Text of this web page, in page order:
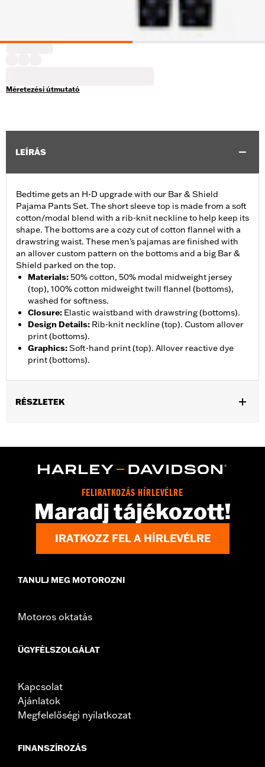
Méretezési útmutató
LEÍRÁS
Bedtime gets an H-D upgrade with our Bar & Shield
Pajama Pants Set. The short sleeve top is made from a soft
cotton/modal blend with a rib-knit neckline to help keep its
shape. The bottoms are a cozy cut of cotton flannel with a
drawstring waist. These men’s pajamas are finished with
an allover custom pattern on the bottoms and a big Bar &
Shield parked on the top.
Materials:50% cotton, 50% modal midweight jersey
(top), 100% cotton midweight twill flannel (bottoms),
washed for softness.
Closure: Elastic waistband with drawstring (bottoms).
Design Details: Rib-knit neckline (top). Custom allover
print (bottoms).
Graphics:Soft-hand print (top). Allover reactive dye
print (bottoms).
RÉSZLETEK
WARRANTY:2 year limited warranty – Go towww.h-
Imported
FELIRATKOZÁS HÍRLEVÉLRE
Maradj tájékozott!
IRATKOZZ FEL A HÍRLEVÉLRE
TANULJ MEG MOTOROZNI
Motoros oktatás
ÜGYFÉLSZOLGÁLAT
Kapcsolat
Ajánlatok
Megfelelőségi nyilatkozat
FINANSZÍROZÁS